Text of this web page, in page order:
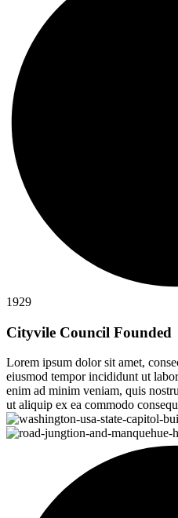
1929
Cityvile Council Founded
Lorem ipsum dolor sit amet,
eiusmod tempor incididunt ut
enim ad minim veniam, quis
ut aliquip ex ea commodo